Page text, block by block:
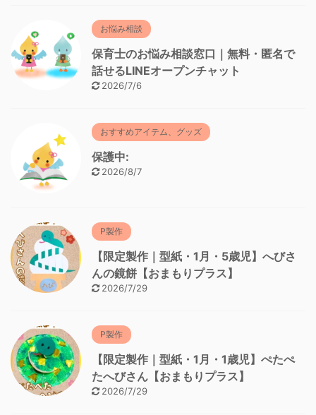
お悩み相談
保育士のお悩み相談窓口｜無料・匿名で
話せるLINEオープンチャット
2026/7/6
おすすめアイテム、グッズ
保護中:
2026/8/7
P製作
【限定製作｜型紙・1月・5歳児】へびさ
んの鏡餅【おまもりプラス】
2026/7/29
P製作
【限定製作｜型紙・1月・1歳児】ぺたぺ
たへびさん【おまもりプラス】
2026/7/29